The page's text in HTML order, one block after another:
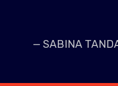
— SABINA